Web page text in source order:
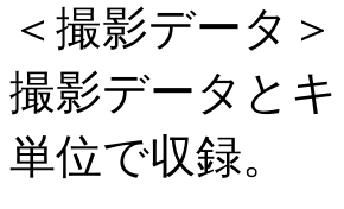
＜撮影データ＞
撮影データと
単位で収録。